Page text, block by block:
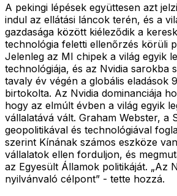
A pekingi lépések együttesen azt
indul az ellátási láncok terén, és a
gazdasága között kiéleződik a
technológia feletti ellenőrzés körüli
Jelenleg az MI chipek a világ egyik
technológiája, és az Nvidia sarokba
tavaly év végén a globális eladások
birtokolta. Az Nvidia dominanciája
hogy az elmúlt évben a világ egyik
vállalatává vált. Graham Webster, a
geopolitikával és technológiával
szerint Kínának számos eszköze
vállalatok ellen forduljon, és
az Egyesült Államok politikáját. „Az
nyilvánvaló célpont” - tette hozzá.